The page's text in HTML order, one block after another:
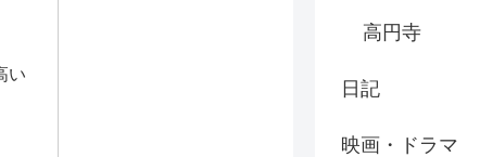
い
高円寺
日記
映画・ドラマ